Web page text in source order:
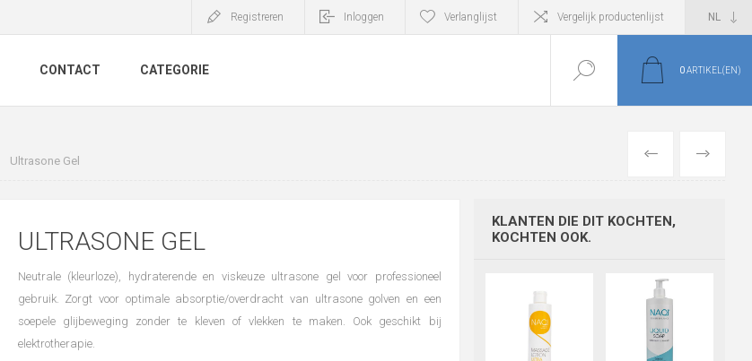
Registreren Inloggen Verlanglijst Vergelijk productenlijst
CONTACT CATEGORIE 0ARTIKEL(EN)
Ultrasone Gel VORIGE
ULTRASONE GEL
Neutrale (kleurloze), hydraterende en viskeuze ultrasone gel voor professioneel
gebruik. Zorgt voor optimale absorptie/overdracht van ultrasone golven en een
soepele glijbeweging zonder te kleven of vlekken te maken. Ook geschikt bij
elektrotherapie.
KLANTEN DIE DIT KOCHTEN,
KOCHTEN OOK.